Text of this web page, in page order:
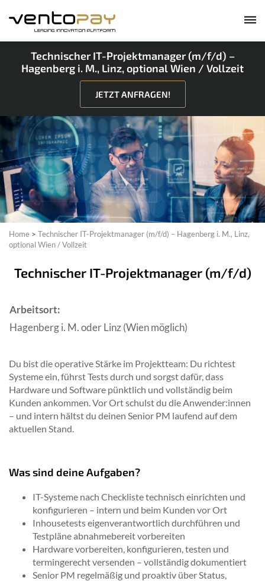
Technischer IT-Projektmanager (m/f/d) –
Hagenberg i. M., Linz, optional Wien / Vollzeit
JETZT ANFRAGEN!
Home > Technischer IT-Projektmanager (m/f/d) – Hagenberg i. M., Linz,
optional Wien / Vollzeit
Technischer IT-Projektmanager (m/f/d)
Arbeitsort:
Hagenberg i. M. oder Linz (Wien möglich)
Du bist die operative Stärke im Projektteam: Du richtest
Systeme ein, führst Tests durch und sorgst dafür, dass
Hardware und Software pünktlich und vollständig beim
Kunden ankommen. Vor Ort schulst du die Anwender:innen
– und intern hältst du deinen Senior PM laufend auf dem
aktuellen Stand.
Was sind deine Aufgaben?
IT-Systeme nach Checkliste technisch einrichten und
konfigurieren – intern und beim Kunden vor Ort
Inhousetests eigenverantwortlich durchführen und
Testpläne abnahmebereit vorbereiten
Hardware vorbereiten, konfigurieren, testen und
termingerecht versenden – vollständig dokumentiert
Senior PM regelmäßig und proaktiv über Status,